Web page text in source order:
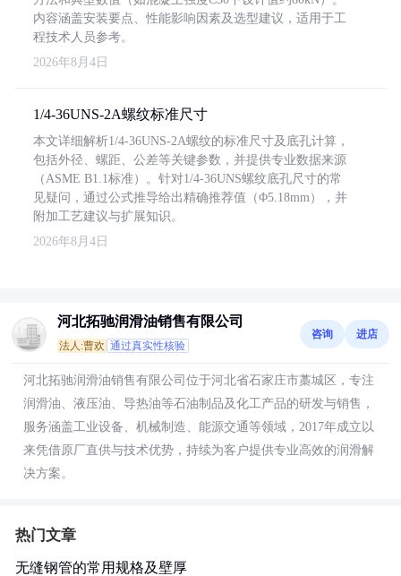
内容涵盖安装要点、性能影响因素及选型建议，适用于工
程技术人员参考。
2026年8月4日
1/4-36UNS-2A螺纹标准尺寸
本文详细解析1/4-36UNS-2A螺纹的标准尺寸及底孔计算，
包括外径、螺距、公差等关键参数，并提供专业数据来源
（ASME B1.1标准）。针对1/4-36UNS螺纹底孔尺寸的常
见疑问，通过公式推导给出精确推荐值（Φ5.18mm），并
附加工艺建议与扩展知识。
2026年8月4日
河北拓驰润滑油销售有限公司
法人:曹欢 通过真实性核验
咨询 进店
河北拓驰润滑油销售有限公司位于河北省石家庄市藁城区，专注
润滑油、液压油、导热油等石油制品及化工产品的研发与销售，
服务涵盖工业设备、机械制造、能源交通等领域，2017年成立以
来凭借原厂直供与技术优势，持续为客户提供专业高效的润滑解
决方案。
热门文章
无缝钢管的常用规格及壁厚